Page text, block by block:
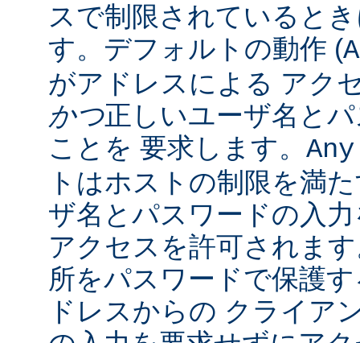
スで制限されていると
す。デフォルトの動作 (
がアドレスによる アク
かつ正しいユーザ名と
ことを 要求します。 Any
トはホストの制限を満
ザ名とパスワードの入
アクセスを許可されま
所をパスワードで保護
ドレスからの クライア